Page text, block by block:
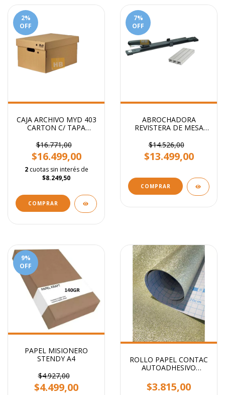
2%
OFF
CAJA ARCHIVO MYD 403
CARTON C/ TAPA
CM
$16.771,00
$16.499,00
2 cuotas sin interés de
$8.249,50
COMPRAR
7%
OFF
ABROCHADORA
REVISTERA DE MESA
$14.526,00
$13.499,00
9%
OFF
PAPEL MISIONERO
STENDY A4
$4.927,00
$4.499,00
ROLLO PAPEL CONTAC
AUTOADHESIVO
X 45CM
$3.815,00